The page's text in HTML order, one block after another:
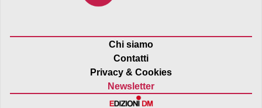
Chi siamo
Contatti
Privacy & Cookies
Newsletter